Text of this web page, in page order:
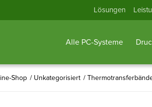
Lösungen
Alle PC-Systeme
Shop / Unkategorisiert /